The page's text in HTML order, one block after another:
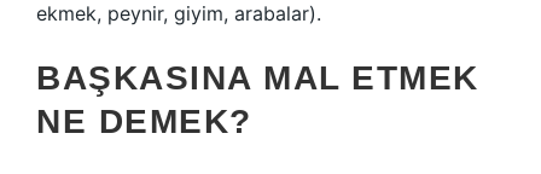
ekmek, peynir, giyim, arabalar).
BAŞKASINA MAL ETMEK
NE DEMEK?